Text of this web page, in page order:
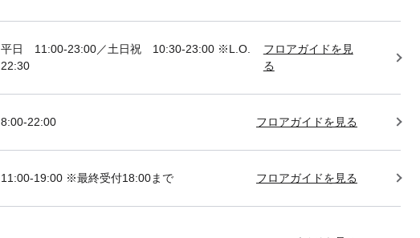
平日 11:00-23:00／土日祝 10:30-23:00 ※L.O.
22:30
フロアガイドを見
る
8:00-22:00 フロアガイドを見る
11:00-19:00 ※最終受付18:00まで フロアガイドを見る